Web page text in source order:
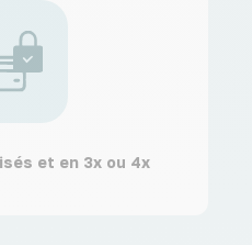
et en 3x ou 4x